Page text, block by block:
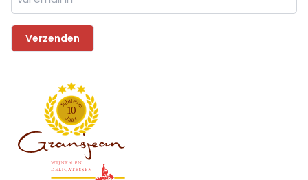
J
ubileum
10
Jaar